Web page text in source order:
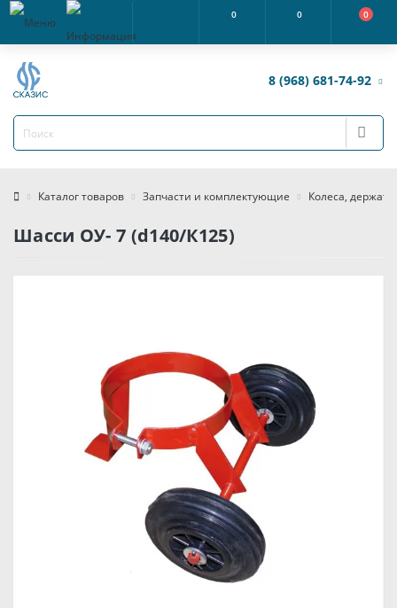
0 0 0
8 (968) 681-74-92
Каталог товаров Запчасти и комплектующие Колеса,
Шасси ОУ- 7 (d140/К125)